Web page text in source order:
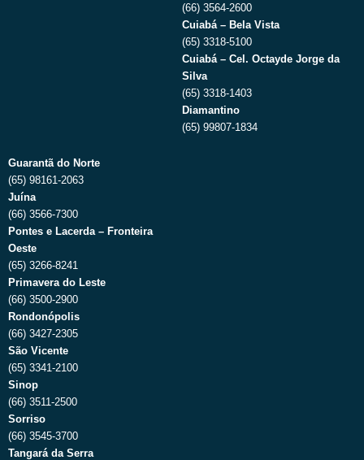
(66) 3564-2600
Cuiabá – Bela Vista
(65) 3318-5100
Cuiabá – Cel. Octayde Jorge da
Silva
(65) 3318-1403
Diamantino
(65) 99807-1834
Guarantã do Norte
(65) 98161-2063
Juína
(66) 3566-7300
Pontes e Lacerda – Fronteira
Oeste
(65) 3266-8241
Primavera do Leste
(66) 3500-2900
Rondonópolis
(66) 3427-2305
São Vicente
(65) 3341-2100
Sinop
(66) 3511-2500
Sorriso
(66) 3545-3700
Tangará da Serra